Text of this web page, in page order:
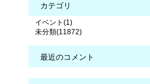
カテゴリ
イベント(1)
未分類(11872)
最近のコメント